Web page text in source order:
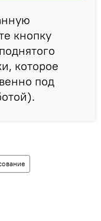
кнопку
которое
под